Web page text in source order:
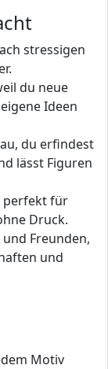
stressigen
du neue
Ideen
du erfindest
lässt Figuren
perfekt für
Druck.
Freunden,
und
Motiv